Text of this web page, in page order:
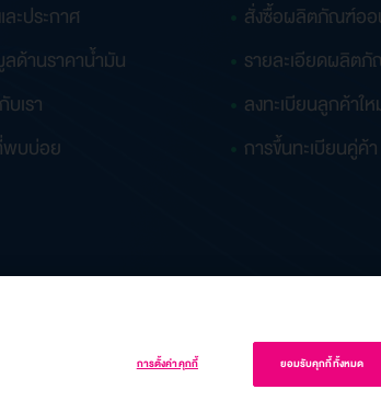
ะประกาศ
ด้านราคาน้ำมัน
เรา
พบบ่อย
สั่งซื้อผลิตภัณฑ์ออ
รายละเอียดผลิต
ลงทะเบียนลูกค้าใ
การขึ้นทะเบียนคู่ค้า
การตั้งค่าคุกกี้ ยอมรับคุกกี้ทั้งหมด